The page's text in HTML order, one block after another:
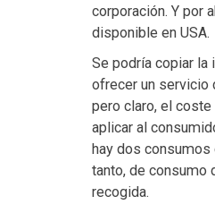
corporación. Y por
disponible en USA.
Se podría copiar la
ofrecer un servicio
pero claro, el
aplicar al
hay dos
tanto, de consumo
recogida.